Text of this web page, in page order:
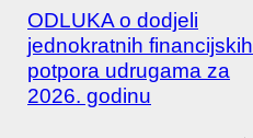
ODLUKA o dodjeli
jednokratnih financijskih
potpora udrugama za
2026. godinu